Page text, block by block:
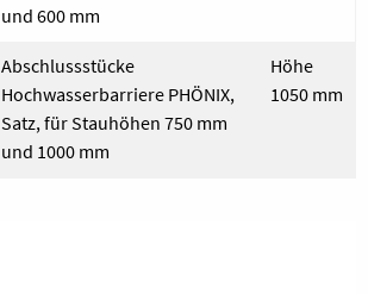
und 600 mm
Abschlussstücke
Hochwasserbarriere PHÖNIX,
Satz, für Stauhöhen 750 mm
und 1000 mm
Höhe
1050 mm